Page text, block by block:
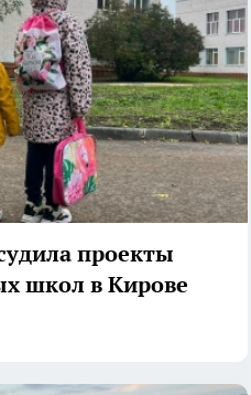
проекты
школ в Кирове